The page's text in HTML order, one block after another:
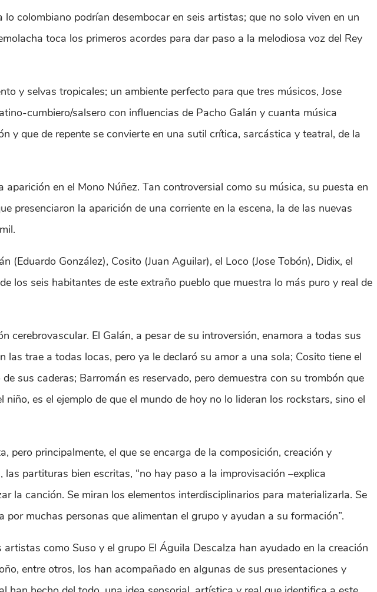
colombiano podrían desembocar en seis artistas; que no solo viven en un
toca los primeros acordes para dar paso a la melodiosa voz del Rey
y selvas tropicales; un ambiente perfecto para que tres músicos, Jose
cumbiero/salsero con influencias de Pacho Galán y cuanta música
y que de repente se convierte en una sutil crítica, sarcástica y teatral, de la
en el Mono Núñez. Tan controversial como su música, su puesta en
presenciaron la aparición de una corriente en la escena, la de las nuevas
(Eduardo González), Cosito (Juan Aguilar), el Loco (Jose Tobón), Didix, el
los seis habitantes de este extraño pueblo que muestra lo más puro y real de
El Galán, a pesar de su introversión, enamora a todas sus
trae a todas locas, pero ya le declaró su amor a una sola; Cosito tiene el
sus caderas; Barromán es reservado, pero demuestra con su trombón que
es el ejemplo de que el mundo de hoy no lo lideran los rockstars, sino el
pero principalmente, el que se encarga de la composición, creación y
partituras bien escritas, “no hay paso a la improvisación –explica
la canción. Se miran los elementos interdisciplinarios para materializarla. Se
muchas personas que alimentan el grupo y ayudan a su formación”.
como Suso y el grupo El Águila Descalza han ayudado en la creación
entre otros, los han acompañado en algunas de sus presentaciones y